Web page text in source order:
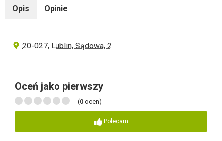
Opis Opinie
20-027, Lublin, Sądowa, 2
Oceń jako pierwszy
(0 ocen)
Polecam